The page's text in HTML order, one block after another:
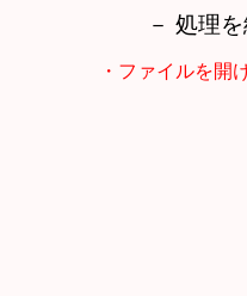
－ 処理
・ファイルを開